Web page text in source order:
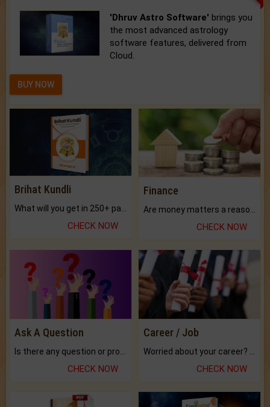
'Dhruv Astro Software' brings you
the most advanced astrology
software features, delivered from
Cloud.
BUY NOW
Brihat Kundli
CHECK NOW
Finance
CHECK NOW
Ask A Question
CHECK NOW
Career / Job
CHECK NOW